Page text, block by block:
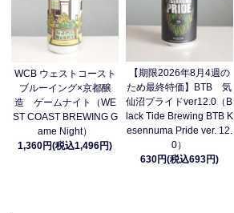
WCB ウェストコースト
ブルーイング×京都醸
造 ゲームナイト（WE
ST COAST BREWING G
ame Night）
1,360円(税込1,496円)
【期限2026年8月4週の
ため最終特価】BTB 気
仙沼プライドver12.0（B
lack Tide Brewing BTB K
esennuma Pride ver. 12.
0）
630円(税込693円)